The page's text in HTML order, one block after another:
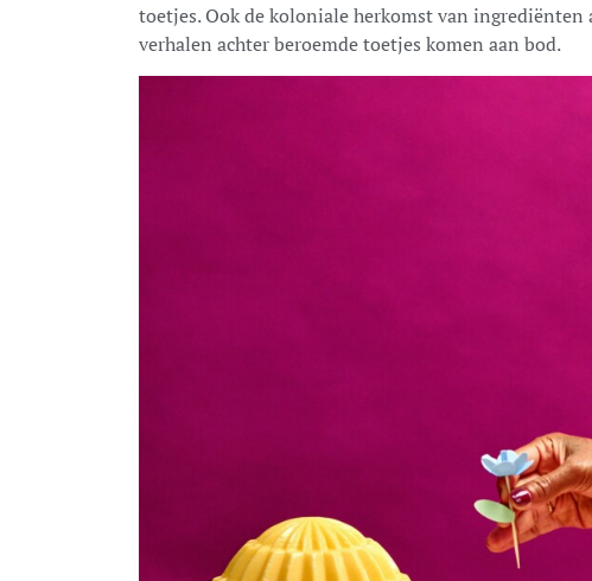
toetjes. Ook de koloniale herkomst van ingrediënten
verhalen achter beroemde toetjes komen aan bod.